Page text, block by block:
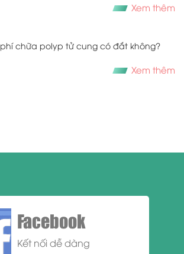
Xem thêm
chữa polyp tử cung có đắt không?
Xem thêm
Facebook
Kết nối dễ dàng